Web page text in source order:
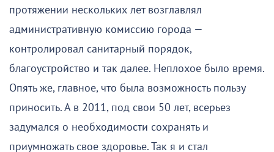
протяжении нескольких лет возглавлял
административную комиссию города —
контролировал санитарный порядок,
благоустройство и так далее. Неплохое было время.
Опять же, главное, что была возможность пользу
приносить. А в 2011, под свои 50 лет, всерьез
задумался о необходимости сохранять и
приумножать свое здоровье. Так я и стал